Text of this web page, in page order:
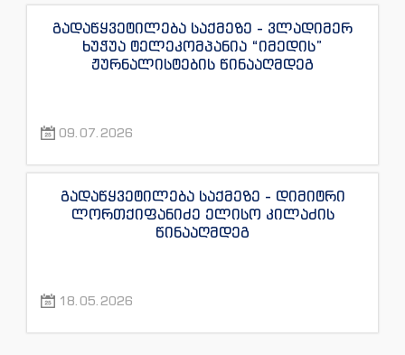
გადაწყვეტილება საქმეზე - ვლადიმერ
ხუჭუა ტელეკომპანია “იმედის”
ჟურნალისტების წინააღმდეგ
09.07.2026
გადაწყვეტილება საქმეზე - დიმიტრი
ლორთქიფანიძე ელისო კილაძის
წინააღმდეგ
18.05.2026